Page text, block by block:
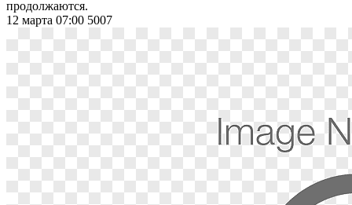
продолжаются.
12 марта 07:00 5007